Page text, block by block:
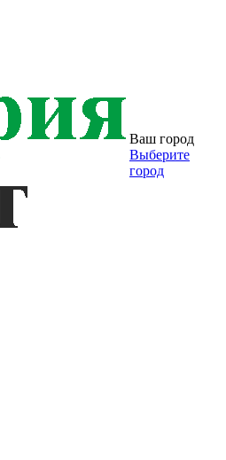
Ваш город
Выберите
город